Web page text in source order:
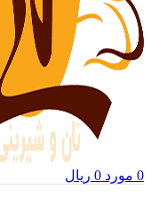
0 مورد 0 ریال